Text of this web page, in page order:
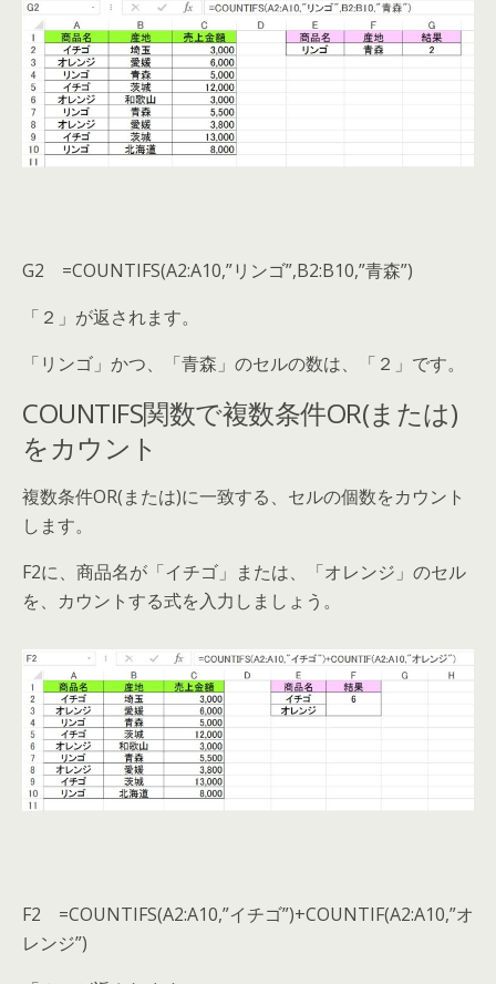
G2 =COUNTIFS(A2:A10,”リンゴ”,B2:B10,”青森”)
「２」が返されます。
「リンゴ」かつ、「青森」のセルの数は、「２」です。
COUNTIFS関数で複数条件OR(または)
をカウント
複数条件OR(または)に一致する、セルの個数をカウント
します。
F2に、商品名が「イチゴ」または、「オレンジ」のセル
を、カウントする式を入力しましょう。
F2 =COUNTIFS(A2:A10,”イチゴ”)+COUNTIF(A2:A10,”オ
レンジ”)